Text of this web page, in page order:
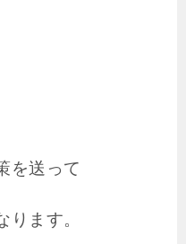
を送って
ます。